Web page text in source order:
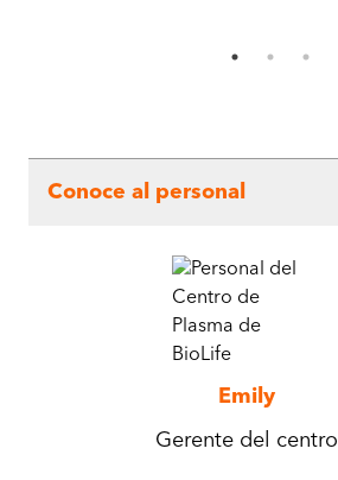
Conoce al personal
Emily
Gerente del centro